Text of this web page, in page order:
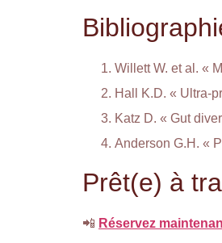
Willett W. et al. «
Hall K.D. « Ultra-
Katz D. « Gut
Anderson G.H. «
Prêt(e) à
📲 Réservez